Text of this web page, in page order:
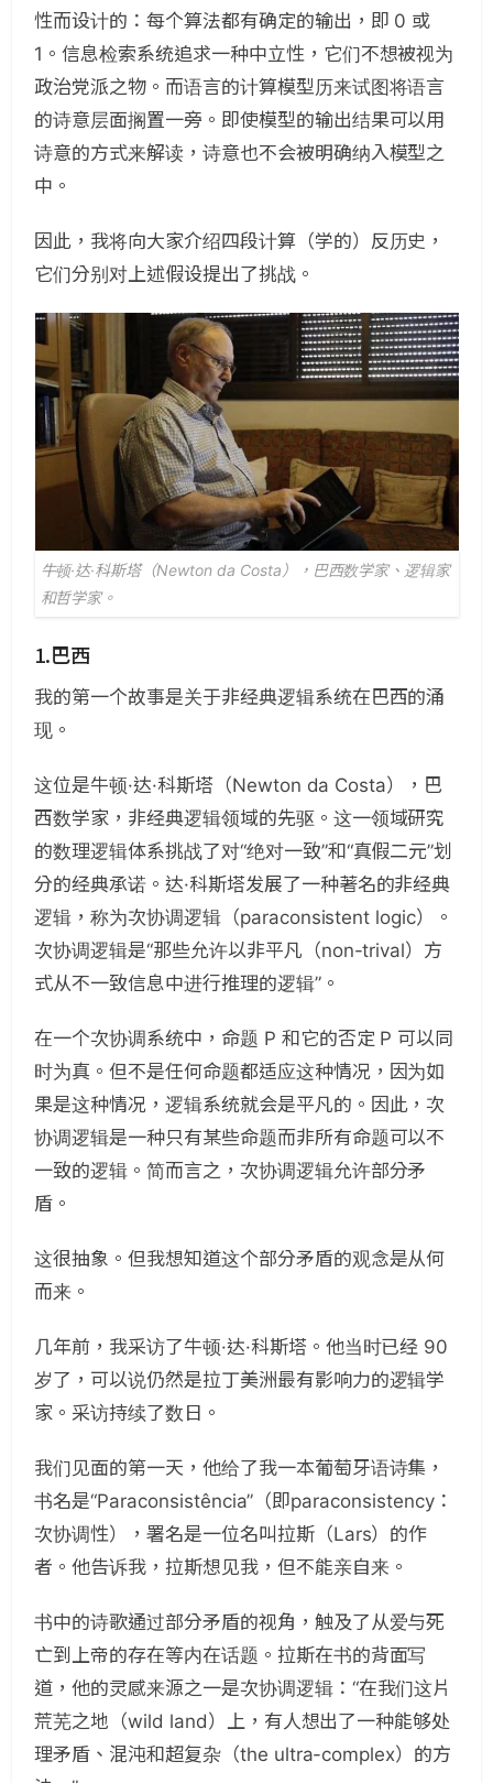
性而设计的：每个算法都有确定的输出，即 0 或
1。信息检索系统追求一种中立性，它们不想被视为
政治党派之物。而语言的计算模型历来试图将语言
的诗意层面搁置一旁。即使模型的输出结果可以用
诗意的方式来解读，诗意也不会被明确纳入模型之
中。
因此，我将向大家介绍四段计算（学的）反历史，
它们分别对上述假设提出了挑战。
牛顿·达·科斯塔（Newton da Costa），巴西数学家、逻辑家
和哲学家。
1.巴西
我的第一个故事是关于非经典逻辑系统在巴西的涌
现。
这位是牛顿·达·科斯塔（Newton da Costa），巴
西数学家，非经典逻辑领域的先驱。这一领域研究
的数理逻辑体系挑战了对“绝对一致”和“真假二元”划
分的经典承诺。达·科斯塔发展了一种著名的非经典
逻辑，称为次协调逻辑（paraconsistent logic）。
次协调逻辑是“那些允许以非平凡（non-trival）方
式从不一致信息中进行推理的逻辑”。
在一个次协调系统中，命题 P 和它的否定 P 可以同
时为真。但不是任何命题都适应这种情况，因为如
果是这种情况，逻辑系统就会是平凡的。因此，次
协调逻辑是一种只有某些命题而非所有命题可以不
一致的逻辑。简而言之，次协调逻辑允许部分矛
盾。
这很抽象。但我想知道这个部分矛盾的观念是从何
而来。
几年前，我采访了牛顿·达·科斯塔。他当时已经 90
岁了，可以说仍然是拉丁美洲最有影响力的逻辑学
家。采访持续了数日。
我们见面的第一天，他给了我一本葡萄牙语诗集，
书名是“Paraconsistência”（即paraconsistency：
次协调性），署名是一位名叫拉斯（Lars）的作
者。他告诉我，拉斯想见我，但不能亲自来。
书中的诗歌通过部分矛盾的视角，触及了从爱与死
亡到上帝的存在等内在话题。拉斯在书的背面写
道，他的灵感来源之一是次协调逻辑：“在我们这片
荒芜之地（wild land）上，有人想出了一种能够处
理矛盾、混沌和超复杂（the ultra-complex）的方